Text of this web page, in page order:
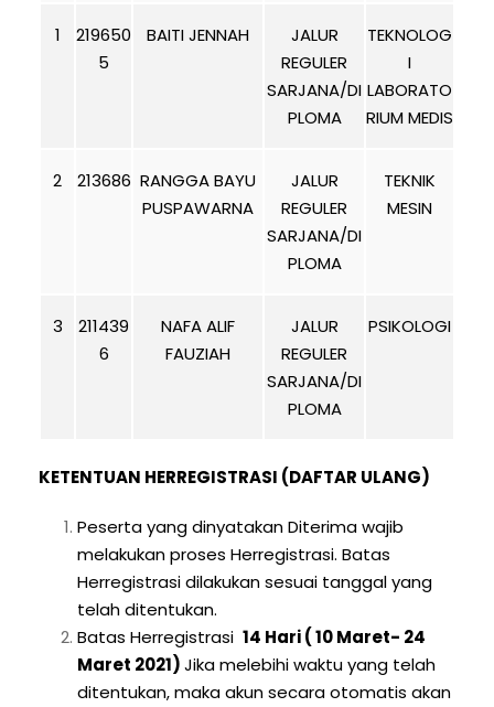
1
219650
5
BAITI JENNAH
JALUR
REGULER
SARJANA/DI
PLOMA
TEKNOLOG
I
LABORATO
RIUM MEDIS
2 213686 RANGGA BAYU
PUSPAWARNA
JALUR
REGULER
SARJANA/DI
PLOMA
TEKNIK
MESIN
3
211439
6
NAFA ALIF
FAUZIAH
JALUR
REGULER
SARJANA/DI
PLOMA
PSIKOLOGI
KETENTUAN HERREGISTRASI (DAFTAR ULANG)
Peserta yang dinyatakan Diterima wajib
melakukan proses Herregistrasi. Batas
Herregistrasi dilakukan sesuai tanggal yang
telah ditentukan.
Batas Herregistrasi 14 Hari ( 10 Maret- 24
Maret 2021)Jika melebihi waktu yang telah
ditentukan, maka akun secara otomatis akan